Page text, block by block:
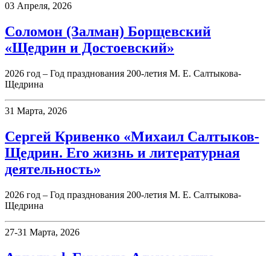
03 Апреля, 2026
Соломон (Залман) Борщевский
«Щедрин и Достоевский»
2026 год – Год празднования 200-летия М. Е. Салтыкова-
Щедрина
31 Марта, 2026
Сергей Кривенко «Михаил Салтыков-
Щедрин. Его жизнь и литературная
деятельность»
2026 год – Год празднования 200-летия М. Е. Салтыкова-
Щедрина
27-31 Марта, 2026